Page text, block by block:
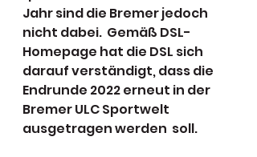
Jahr sind die Bremer jedoch
nicht dabei.  Gemäß DSL-
Homepage hat die DSL sich
darauf verständigt, dass die
Endrunde 2022 erneut in der
Bremer ULC Sportwelt
ausgetragen werden  soll.